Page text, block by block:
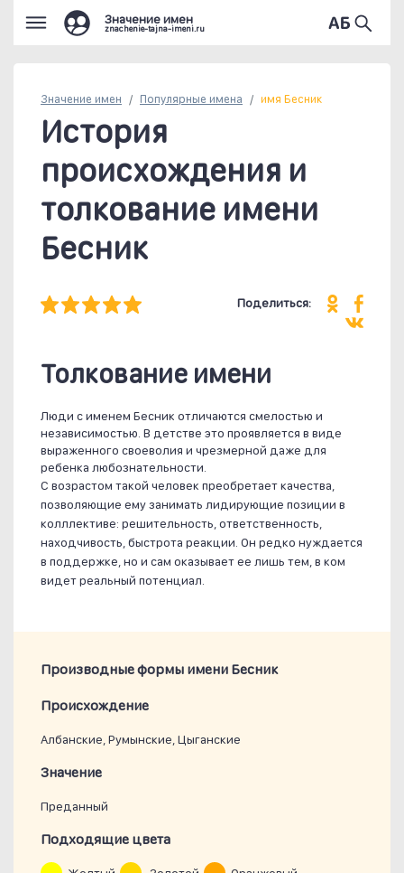
Значение имен
znachenie-tajna-imeni.ru
Значение имен Популярные имена имя Бесник
История
происхождения и
толкование имени
Бесник
Поделиться:
Толкование имени
Люди с именем Бесник отличаются смелостью и
независимостью. В детстве это проявляется в виде
выраженного своеволия и чрезмерной даже для
ребенка любознательности.
С возрастом такой человек преобретает качества,
позволяющие ему занимать лидирующие позиции в
колллективе: решительность, ответственность,
находчивость, быстрота реакции. Он редко нуждается
в поддержке, но и сам оказывает ее лишь тем, в ком
видет реальный потенциал.
Производные формы имени Бесник
Проиcхождение
Албанские, Румынские, Цыганские
Значение
Преданный
Подходящие цвета